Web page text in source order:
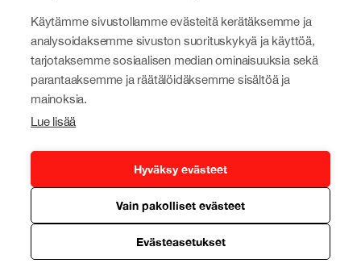
Käytämme sivustollamme evästeitä kerätäksemme ja
analysoidaksemme sivuston suorituskykyä ja käyttöä,
tarjotaksemme sosiaalisen median ominaisuuksia sekä
parantaaksemme ja räätälöidäksemme sisältöä ja
mainoksia.
Lue lisää
Hyväksy evästeet
Vain pakolliset evästeet
Evästeasetukset
Johtohenkilömme
Tokmanni-konserniamme luotsaavat kokeneet
yrityselämän ja kaupan alan ammattilaiset.
Lue lisää